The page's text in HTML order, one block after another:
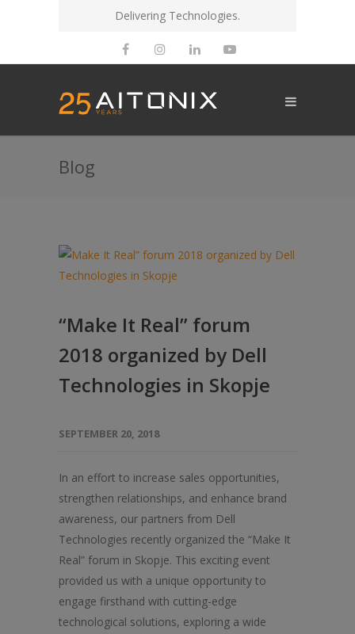
Delivering Technologies.
Blog
“Make It Real” forum
2018 organized by Dell
Technologies in Skopje
SEPTEMBER 20, 2018
In an effort to increase sales opportunities,
strengthen relationships, and enhance brand
awareness, our partners from Dell
Technologies recently organized the “Make It
Real” forum in Skopje. This exciting event
provided us with a unique opportunity to
engage firsthand with cutting-edge
technological solutions, exploring a wide